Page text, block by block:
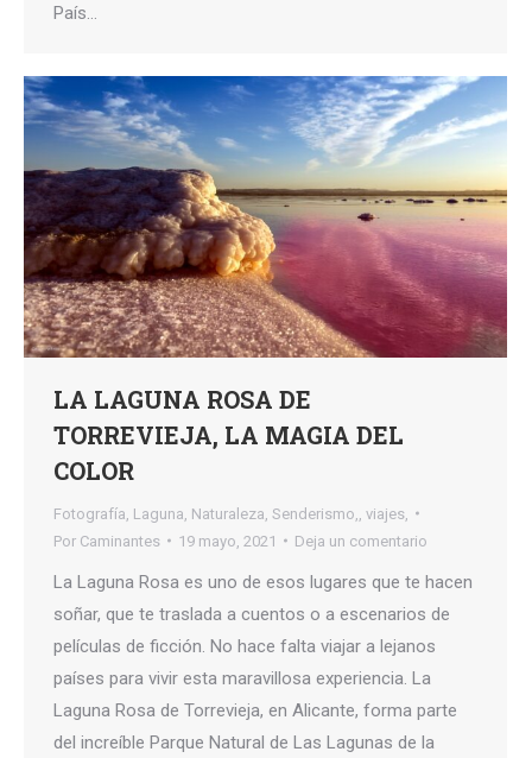
País…
LA LAGUNA ROSA DE
TORREVIEJA, LA MAGIA DEL
COLOR
Fotografía Laguna Naturaleza Senderismo,
viajes,
Por Caminantes 19 mayo, 2021 Deja un comentario
La Laguna Rosa es uno de esos lugares que te hacen
soñar, que te traslada a cuentos o a escenarios de
películas de ficción. No hace falta viajar a lejanos
países para vivir esta maravillosa experiencia. La
Laguna Rosa de Torrevieja, en Alicante, forma parte
del increíble Parque Natural de Las Lagunas de la